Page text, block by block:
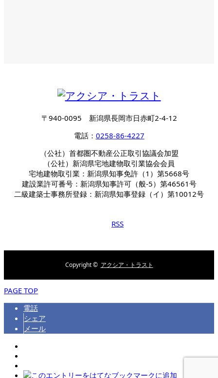
〒940-0095 新潟県長岡市日赤町2-4-12
電話： 0258-86-4227
（公社）首都圏不動産公正取引協議会加盟
（公社）新潟県宅地建物取引業協会会員
宅地建物取引業：新潟県知事免許（1）第5668号
建設業許可番号：新潟県知事許可（般-5）第46561号
二級建築士事務所登録：新潟県知事登録（イ）第10012号
RSS
Copyright © アクシア・トラスト
PAGE TOP
電話
シェア
メール